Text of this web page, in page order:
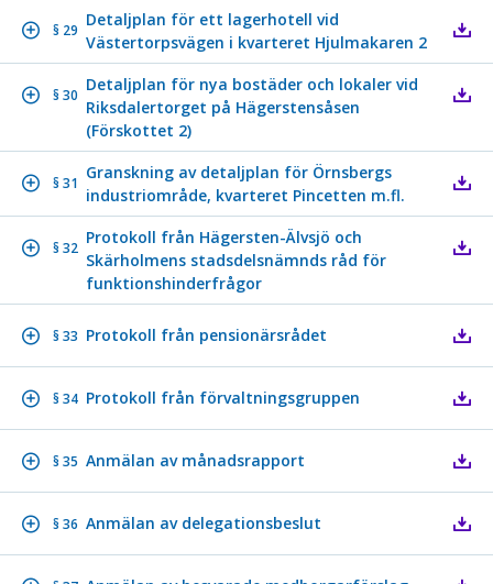
§ 29
Detaljplan för ett lagerhotell vid
Västertorpsvägen i kvarteret Hjulmakaren 2
§ 30
Detaljplan för nya bostäder och lokaler vid
Riksdalertorget på Hägerstensåsen
(Förskottet 2)
§ 31
Granskning av detaljplan för Örnsbergs
industriområde, kvarteret Pincetten m.fl.
§ 32
Protokoll från Hägersten-Älvsjö och
Skärholmens stadsdelsnämnds råd för
funktionshinderfrågor
§ 33 Protokoll från pensionärsrådet
§ 34 Protokoll från förvaltningsgruppen
§ 35 Anmälan av månadsrapport
§ 36 Anmälan av delegationsbeslut